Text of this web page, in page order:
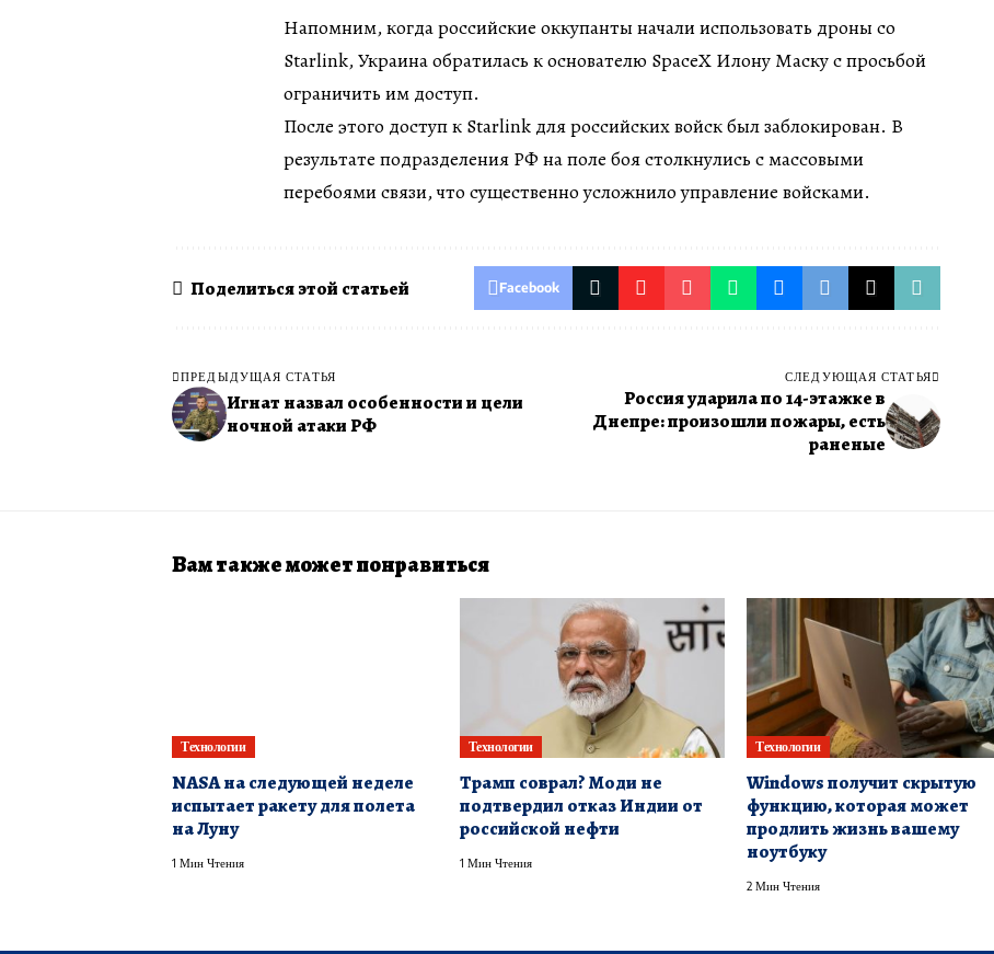
Напомним, когда российские оккупанты начали использовать дроны со
Starlink, Украина обратилась к основателю SpaceX Илону Маску с просьбой
ограничить им доступ.
После этого доступ к Starlink для российских войск был заблокирован. В
результате подразделения РФ на поле боя столкнулись с массовыми
перебоями связи, что существенно усложнило управление войсками.
Поделиться этой статьей Facebook
ПРЕДЫДУЩАЯ СТАТЬЯ
Игнат назвал особенности и цели
ночной атаки РФ
СЛЕДУЮЩАЯ СТАТЬЯ
Россия ударила по 14-этажке в
Днепре: произошли пожары, есть
раненые
Вам также может понравиться
Технологии
NASA на следующей неделе
испытает ракету для полета
на Луну
1 Мин Чтения
Технологии
Трамп соврал? Моди не
подтвердил отказ Индии от
российской нефти
1 Мин Чтения
Технологии
Windows получит скрытую
функцию, которая может
продлить жизнь вашему
ноутбуку
2 Мин Чтения